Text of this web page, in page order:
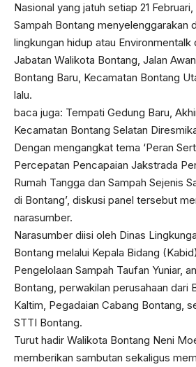
Nasional yang jatuh setiap 21
Sampah Bontang menyelenggarakan
lingkungan hidup atau Environmentalk
Jabatan Walikota Bontang, Jalan
Bontang Baru, Kecamatan Bontang
lalu.
baca juga: Tempati Gedung Baru,
Kecamatan Bontang Selatan
Dengan mengangkat tema ‘Peran
Percepatan Pencapaian Jakstrada
Rumah Tangga dan Sampah Sejenis
di Bontang’, diskusi panel tersebut
narasumber.
Narasumber diisi oleh Dinas
Bontang melalui Kepala Bidang
Pengelolaan Sampah Taufan Yuniar,
Bontang, perwakilan perusahaan dari
Kaltim, Pegadaian Cabang Bontang,
STTI Bontang.
Turut hadir Walikota Bontang Neni
memberikan sambutan sekaligus